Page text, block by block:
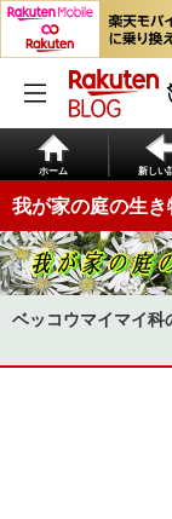
ホーム 新しい
我が家の庭の生き
ベッコウマイマイ科